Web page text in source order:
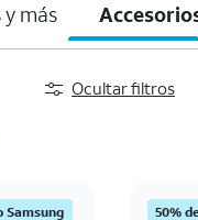
más
Ocultar filtros
Samsung 50%